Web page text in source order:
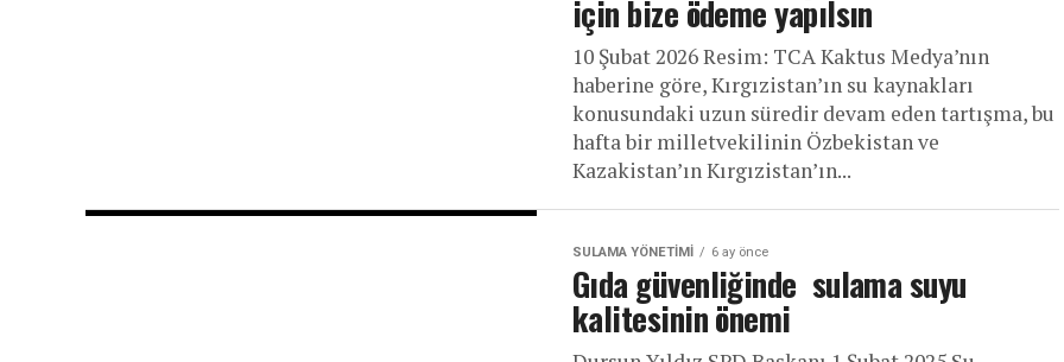
için bize ödeme yapılsın
10 Şubat 2026 Resim: TCA Kaktus Medya’nın
haberine göre, Kırgızistan’ın su kaynakları
konusundaki uzun süredir devam eden tartışma, bu
hafta bir milletvekilinin Özbekistan ve
Kazakistan’ın Kırgızistan’ın...
SULAMA YÖNETIMI 6 ay önce
Gıda güvenliğinde sulama suyu
kalitesinin önemi